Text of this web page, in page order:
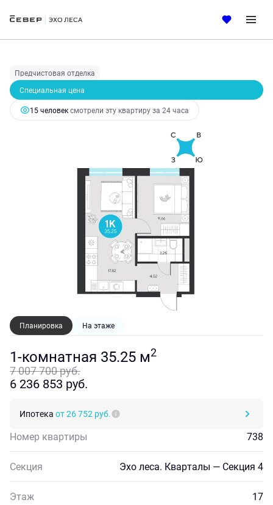
1-комнатная
7 007 700 руб.
6 236 853 руб.
Ипотекаот 26 752 руб.
Предчистовая отделка
Специальная цена
15 человексмотрели эту квартиру за 24 часа
Планировка На этаже
1-комнатная 35.25 м2
7 007 700 руб.
6 236 853 руб.
Ипотека от 26 752 руб.
Номер квартиры 738
Секция Эхо леса. Кварталы — Секция 4
Этаж 17